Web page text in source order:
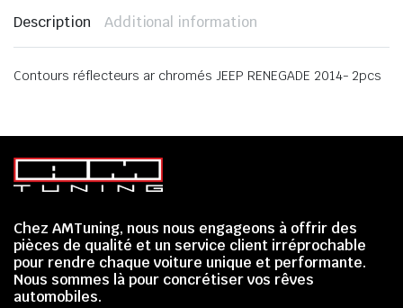
Description Additional information
Contours réflecteurs ar chromés JEEP RENEGADE 2014- 2pcs
Chez AMTuning, nous nous engageons à offrir des
pièces de qualité et un service client irréprochable
pour rendre chaque voiture unique et performante.
Nous sommes là pour concrétiser vos rêves
automobiles.